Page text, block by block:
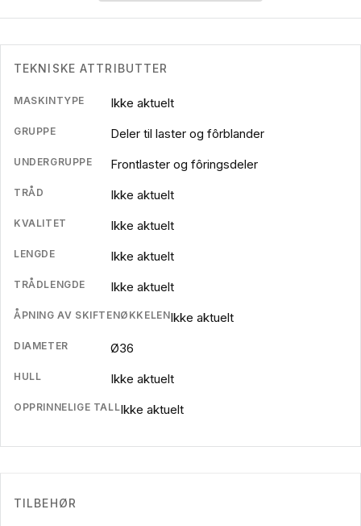
TEKNISKE ATTRIBUTTER
MASKINTYPE Ikke aktuelt
GRUPPE Deler til laster og fôrblander
UNDERGRUPPE Frontlaster og fôringsdeler
TRÅD Ikke aktuelt
KVALITET Ikke aktuelt
LENGDE Ikke aktuelt
TRÅDLENGDE Ikke aktuelt
ÅPNING AV SKIFTENØKKELENIkke aktuelt
DIAMETER Ø36
HULL Ikke aktuelt
OPPRINNELIGE TALLIkke aktuelt
TILBEHØR